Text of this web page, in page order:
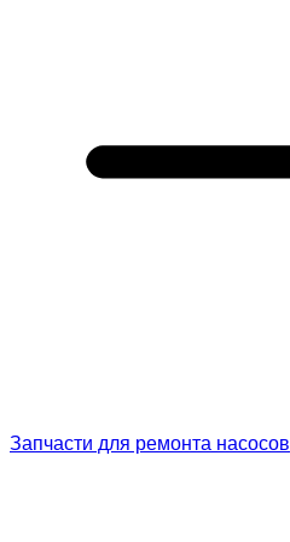
Запчасти для ремонта насосов